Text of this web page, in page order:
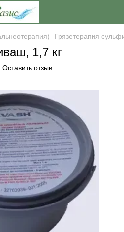
Грязетерапия
1,7 кг
Оставить отзыв